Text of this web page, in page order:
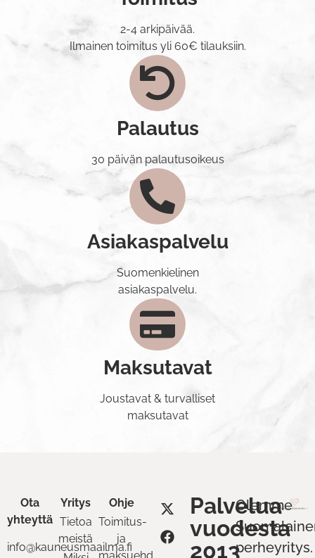
2-4 arkipäivää.
Ilmainen toimitus yli 60€ tilauksiin.
Palautus
30 päivän palautusoikeus
Asiakaspalvelu
Suomenkielinen
asiakaspalvelu.
Maksutavat
Joustavat & turvalliset
maksutavat
Ota
yhteyttä
info@kauneusmaailma.fi
Yritys
Tietoa
meistä
Ohje
Toimitus-
ja
Palvelua
vuodesta
2013
Olemme
perheyritys.